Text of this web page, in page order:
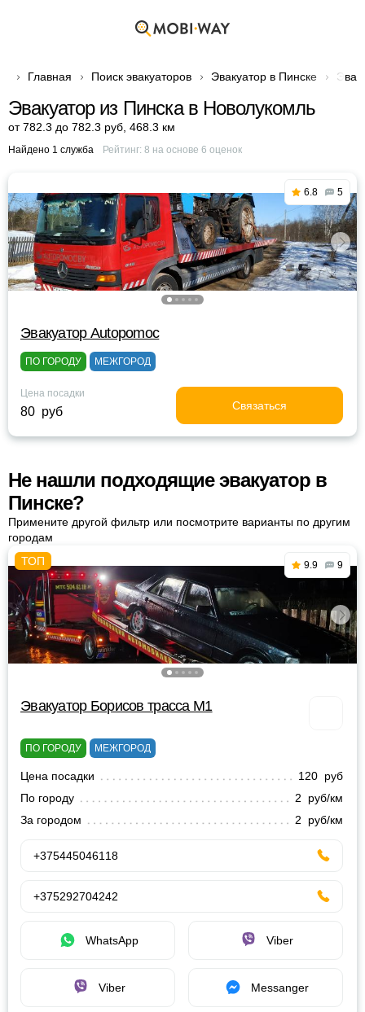
Главная Поиск эвакуаторов Эвакуатор в Пинске
Эвакуатор из Пинска в Новолукомль
от 782.3 до 782.3 руб 468.3 км
Найдено 1 служба Рейтинг: 8 на основе 6 оценок
6.8 5
Эвакуатор Autopomoc
ПО ГОРОДУ МЕЖГОРОД
Цена посадки
80 руб Связаться
Не нашли подходящие эвакуатор в
Пинске?
Примените другой фильтр или посмотрите варианты по другим
городам
9.9 9
Эвакуатор Борисов трасса М1
ПО ГОРОДУ МЕЖГОРОД
Цена посадки
120 руб
По городу
2 руб/км
За городом
2 руб/км
+375445046118
+375292704242
WhatsApp Viber
Viber Messanger